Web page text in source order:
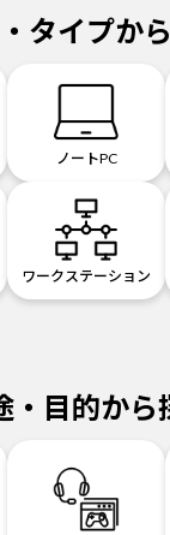
タイプか
ノートPC
ワークステーション
・目的から